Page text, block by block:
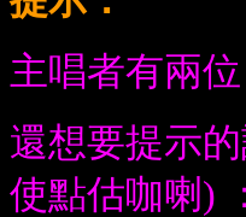
主唱者有兩
還想要提示
使點估咖喇) ：